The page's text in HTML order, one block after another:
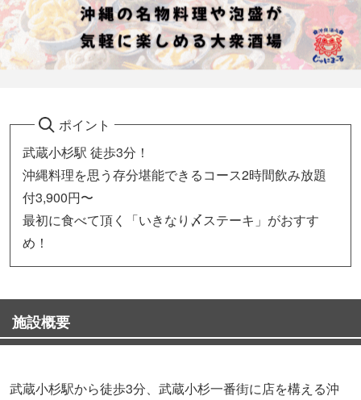
ポイント
武蔵小杉駅 徒歩3分！
沖縄料理を思う存分堪能できるコース2時間飲み放題
付3,900円〜
最初に食べて頂く「いきなり〆ステーキ」がおすす
め！
施設概要
武蔵小杉駅から徒歩3分、武蔵小杉一番街に店を構える沖